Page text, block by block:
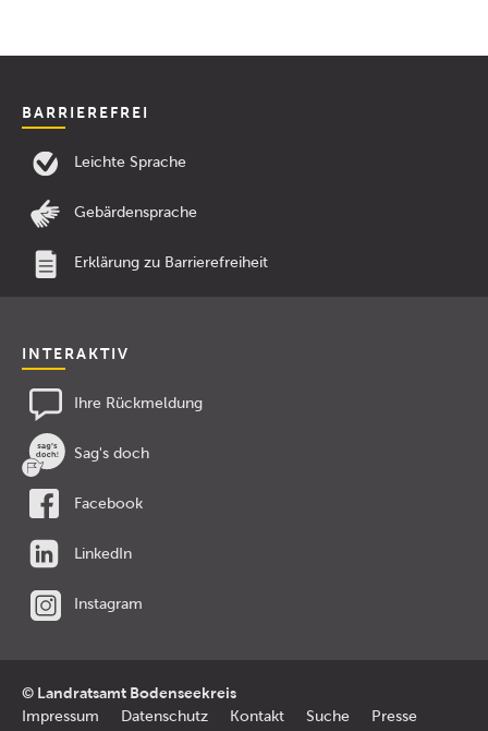
BARRIEREFREI
Leichte Sprache
Gebärdensprache
Erklärung zu Barrierefreiheit
INTERAKTIV
Ihre Rückmeldung
Sag's doch
Facebook
LinkedIn
Instagram
© Landratsamt Bodenseekreis
Impressum Datenschutz Kontakt Suche Presse